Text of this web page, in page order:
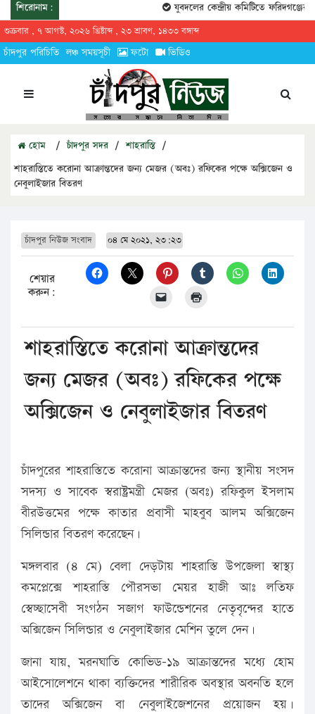
শিরোনাম: যুবদলের কেন্দ্রীয় কমিটিতে ফরিদগঞ্জের
শুক্রবার , ৭ আগস্ট, ২০২৬ খ্রিষ্টাব্দ , ২৩ শ্রাবণ, ১৪৩৩ বঙ্গাব্দ
চাঁদপুর পরিচিতি লঞ্চ সময়সূচী ফটো ভিডিও
হোম / চাঁদপুর সদর / শাহরাস্তি /
শাহরাস্তিতে করোনা আক্রান্তদের জন্য মেজর (অবঃ) রফিকের পক্ষে অক্সিজেন ও
নেবুলাইজার বিতরণ
চাঁদপুর নিউজ সংবাদ ০৪ মে ২০২১, ২৩:২৩
শেয়ার
করুন:
শাহরাস্তিতে করোনা আক্রান্তদের
জন্য মেজর (অবঃ) রফিকের পক্ষে
অক্সিজেন ও নেবুলাইজার বিতরণ
চাঁদপুরের শাহরাস্তিতে করোনা আক্রান্তদের জন্য স্থানীয় সংসদ
সদস্য ও সাবেক স্বরাষ্ট্রমন্ত্রী মেজর (অবঃ) রফিকুল ইসলাম
বীরউত্তমের পক্ষে কাতার প্রবাসী মাহবুব আলম অক্সিজেন
সিলিন্ডার বিতরণ করেছেন।
মঙ্গলবার (৪ মে) বেলা দেড়টায় শাহরাস্তি উপজেলা স্বাস্থ্য
কমপ্লেক্সে শাহরাস্তি পৌরসভা মেয়র হাজী আঃ লতিফ
স্বেচ্ছাসেবী সংগঠন সজাগ ফাউন্ডেশনের নেতৃবৃন্দের হাতে
অক্সিজেন সিলিন্ডার ও নেবুলাইজার মেশিন তুলে দেন।
জানা যায়, মরনঘাতি কোভিড-১৯ আক্রান্তদের মধ্যে হোম
আইসোলেশনে থাকা ব্যক্তিদের শারীরিক অবস্থার অবনতি হলে
তাদের অক্সিজেন বা নেবুলাইজেশনের প্রয়োজন হয়।